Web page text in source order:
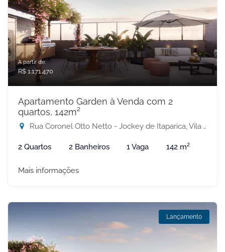
A partir de:
R$ 1.171.470
Apartamento Garden à Venda com 2
quartos, 142m²
Rua Coronel Otto Netto - Jockey de Itaparica, Vila Velha-ES
2 Quartos 2 Banheiros 1 Vaga 142 m²
Mais informações
Lançamento